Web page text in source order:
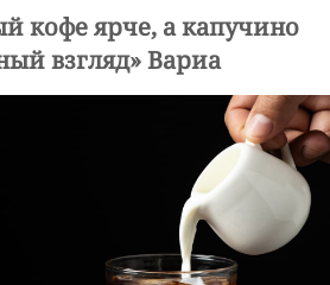
кофе ярче, а капучино
взгляд» Вариа